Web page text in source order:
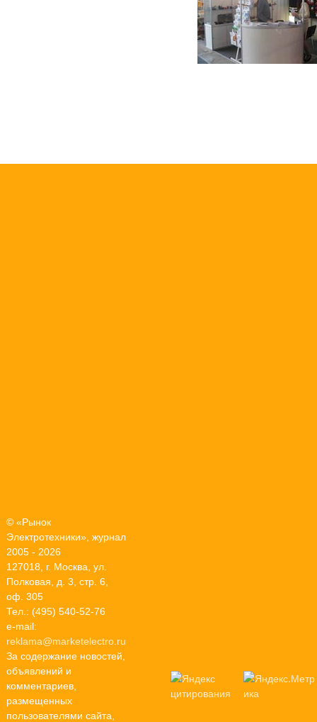
© «Рынок
Электротехники», журнал
2005 - 2026
127018, г. Москва, ул.
Полковая, д. 3, стр. 6,
оф. 305
Тел.: (495) 540-52-76
e-mail:
reklama@marketelectro.ru
За содержание новостей,
объявлений и
комментариев,
размещенных
пользователями сайта,